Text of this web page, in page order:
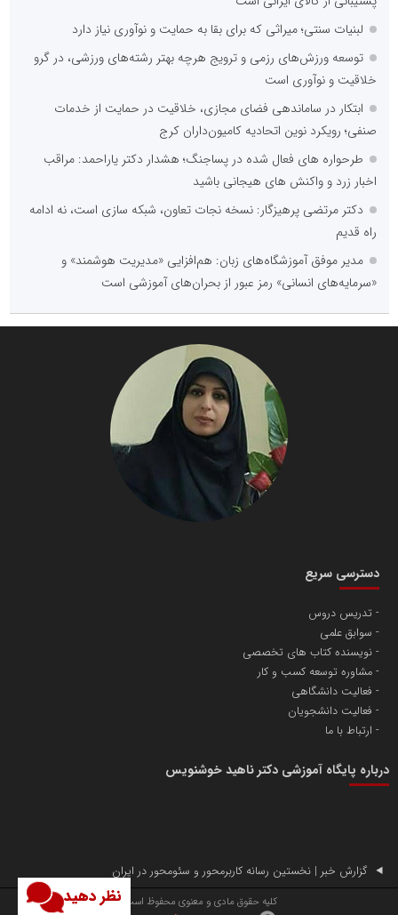
نظر دهید
لبنیات سنتی؛ میراثی که برای بقا به حمایت و نوآوری نیاز دارد
توسعه ورزش‌های رزمی و ترویج هرچه بهتر رشته‌های ورزشی، در گرو
خلاقیت و نوآوری است
ابتکار در ساماندهی فضای مجازی، خلاقیت در حمایت از خدمات
صنفی؛ رویکرد نوین اتحادیه کامیون‌داران کرج
طرحواره های فعال شده در پساجنگ؛ هشدار دکتر یاراحمد: مراقب
اخبار زرد و واکنش های هیجانی باشید
دکتر مرتضی پرهیزگار: نسخه نجات تعاون، شبکه سازی است، نه ادامه
راه قدیم
مدیر موفق آموزشگاه‌های زبان: هم‌افزایی «مدیریت هوشمند» و
«سرمایه‌های انسانی» رمز عبور از بحران‌های آموزشی است
دسترسی سریع
تدریس دروس
سوابق علمی
نویسنده کتاب های تخصصی
مشاوره توسعه کسب و کار
فعالیت دانشگاهی
فعالیت دانشجویان
ارتباط با ما
درباره پایگاه آموزشی دکتر ناهید خوشنویس
گزارش خبر | نخستین رسانه کاربرمحور و سئومحور در ایران
کلیه حقوق مادی و معنوی محفوظ است.